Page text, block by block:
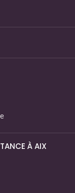
À AIX